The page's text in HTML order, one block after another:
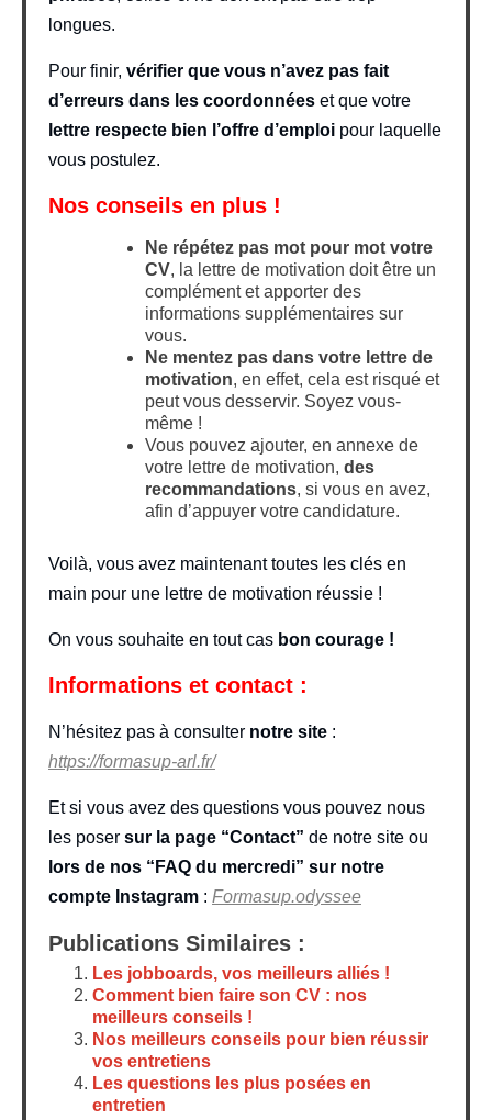
longues.
Pour finir, vérifier que vous n’avez pas fait
d’erreurs dans les coordonnées et que votre
lettre respecte bien l’offre d’emploi pour laquelle
vous postulez.
Nos conseils en plus !
Ne répétez pas mot pour mot votre
CV, la lettre de motivation doit être un
complément et apporter des
informations supplémentaires sur
vous.
Ne mentez pas dans votre lettre de
motivation, en effet, cela est risqué et
peut vous desservir. Soyez vous-
même !
Vous pouvez ajouter, en annexe de
votre lettre de motivation, des
recommandations, si vous en avez,
afin d’appuyer votre candidature.
Voilà, vous avez maintenant toutes les clés en
main pour une lettre de motivation réussie !
On vous souhaite en tout cas bon courage !
Informations et contact :
N’hésitez pas à consulter notre site :
https://formasup-arl.fr/
Et si vous avez des questions vous pouvez nous
les poser sur la page “Contact” de notre site ou
lors de nos “FAQ du mercredi” sur notre
compte Instagram : Formasup.odyssee
Publications Similaires :
Les jobboards, vos meilleurs alliés !
Comment bien faire son CV : nos
meilleurs conseils !
Nos meilleurs conseils pour bien réussir
vos entretiens
Les questions les plus posées en
entretien